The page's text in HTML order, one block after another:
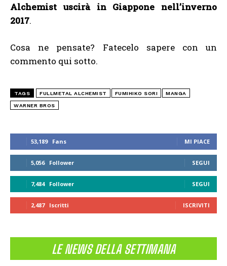
53,189 Fans MI PIACE
5,056 Follower SEGUI
7,484 Follower SEGUI
2,487 Iscritti ISCRIVITI
LE NEWS DELLA SETTIMANA
Alchemist uscirà in Giappone nell’inverno
2017.
Cosa ne pensate? Fatecelo sapere con un
commento qui sotto.
TAGS FULLMETAL ALCHEMIST FUMIHIKO SORI MANGA
WARNER BROS